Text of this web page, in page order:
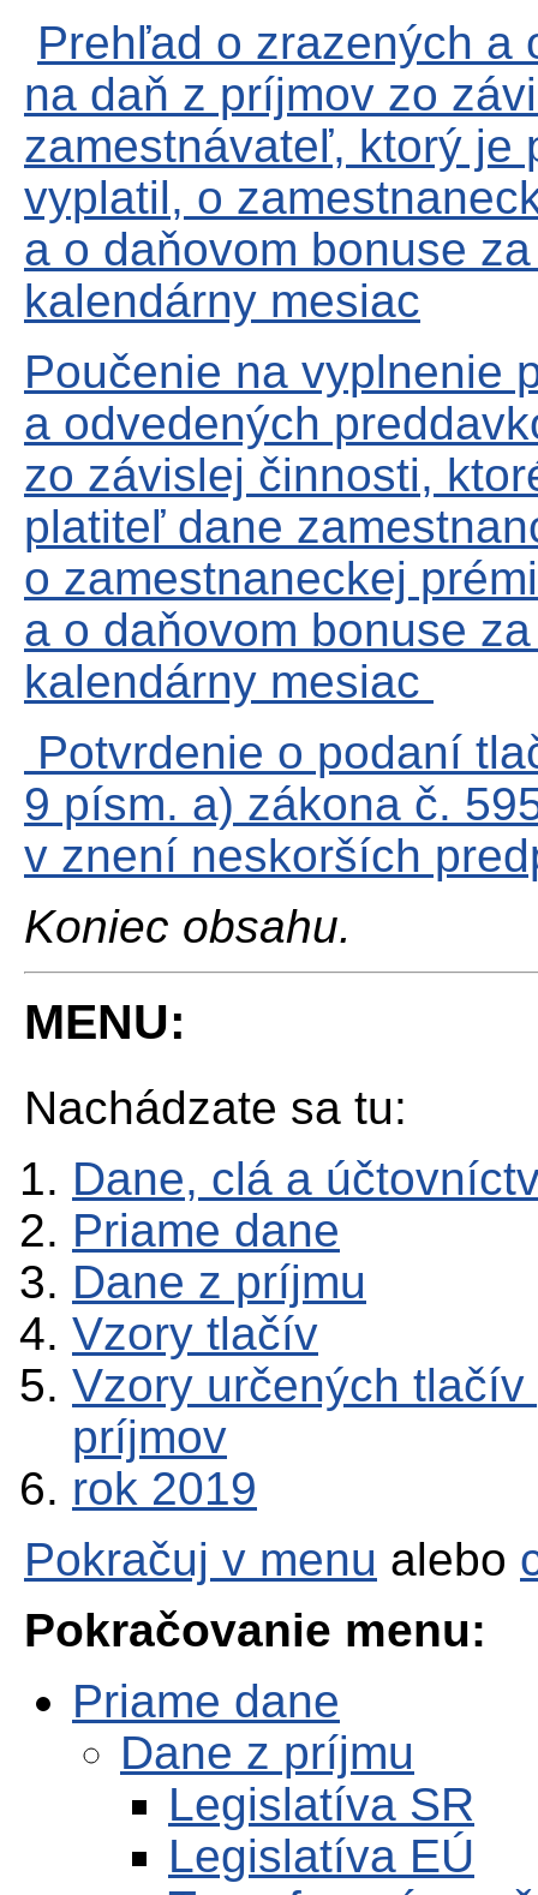
Prehľad o zrazených a
na daň z príjmov zo
zamestnávateľ, ktorý je
vyplatil, o
a o daňovom bonuse
kalendárny mesiac
Poučenie na vyplnenie
a odvedených
zo závislej činnosti,
platiteľ dane
o zamestnaneckej
a o daňovom bonuse
kalendárny mesiac
Potvrdenie o podaní
9 písm. a) zákona č.
v znení neskorších
Koniec obsahu.
MENU:
Nachádzate sa tu:
Dane, clá a
Priame dane
Dane z príjmu
Vzory tlačív
Vzory určených
príjmov
rok 2019
Pokračuj v menu alebo
Pokračovanie menu:
Priame dane
Dane z príjmu
Legislatíva SR
Legislatíva EÚ